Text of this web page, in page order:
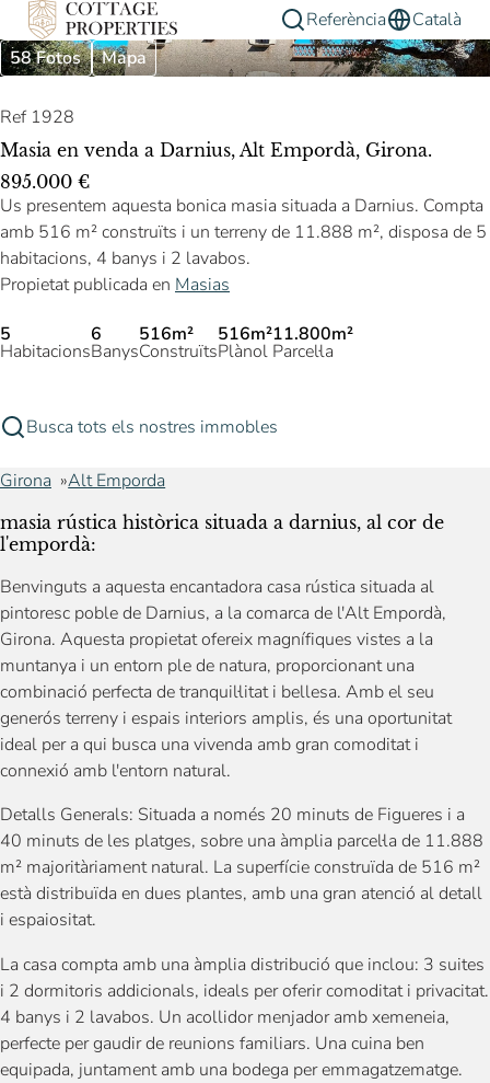
Referència
Català
58 Fotos
Mapa
Ref 1928
Masia en venda a Darnius, Alt Empordà, Girona.
895.000 €
Us presentem aquesta bonica masia situada a Darnius. Compta
amb 516 m² construïts i un terreny de 11.888 m², disposa de 5
habitacions, 4 banys i 2 lavabos.
Propietat publicada en Masias
5
Habitacions
6
Banys
516m²
Construïts
516m²
Plànol
11.800m²
Parcel·la
Busca tots els nostres immobles
Girona Alt Emporda
masia rústica històrica situada a darnius, al cor de
l'empordà:
Benvinguts a aquesta encantadora casa rústica situada al
pintoresc poble de Darnius, a la comarca de l'Alt Empordà,
Girona. Aquesta propietat ofereix magnífiques vistes a la
muntanya i un entorn ple de natura, proporcionant una
combinació perfecta de tranquil·litat i bellesa. Amb el seu
generós terreny i espais interiors amplis, és una oportunitat
ideal per a qui busca una vivenda amb gran comoditat i
connexió amb l'entorn natural.
Detalls Generals: Situada a només 20 minuts de Figueres i a
40 minuts de les platges, sobre una àmplia parcel·la de 11.888
m² majoritàriament natural. La superfície construïda de 516 m²
està distribuïda en dues plantes, amb una gran atenció al detall
i espaiositat.
La casa compta amb una àmplia distribució que inclou: 3 suites
i 2 dormitoris addicionals, ideals per oferir comoditat i privacitat.
4 banys i 2 lavabos. Un acollidor menjador amb xemeneia,
perfecte per gaudir de reunions familiars. Una cuina ben
equipada, juntament amb una bodega per emmagatzematge.